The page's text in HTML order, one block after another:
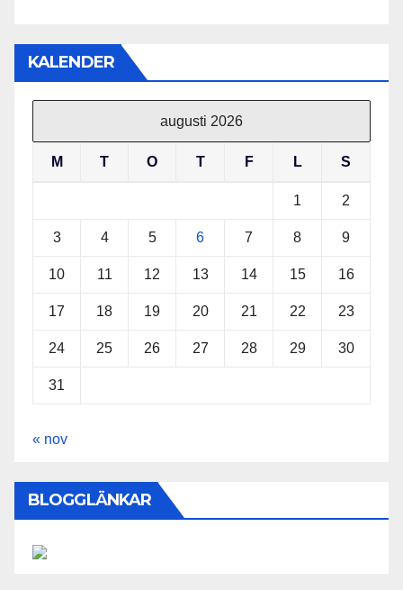
KALENDER
augusti 2026
M T O T F L S
1 2
3 4 5 6 7 8 9
10 11 12 13 14 15 16
17 18 19 20 21 22 23
24 25 26 27 28 29 30
31
« nov
BLOGGLÄNKAR